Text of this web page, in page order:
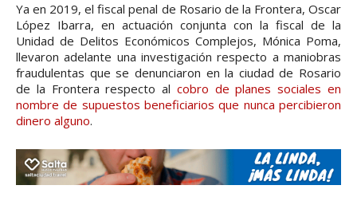
Ya en 2019, el fiscal penal de Rosario de la Frontera, Oscar
López Ibarra, en actuación conjunta con la fiscal de la
Unidad de Delitos Económicos Complejos, Mónica Poma,
llevaron adelante una investigación respecto a maniobras
fraudulentas que se denunciaron en la ciudad de Rosario
de la Frontera respecto al cobro de planes sociales en
nombre de supuestos beneficiarios que nunca percibieron
dinero alguno.